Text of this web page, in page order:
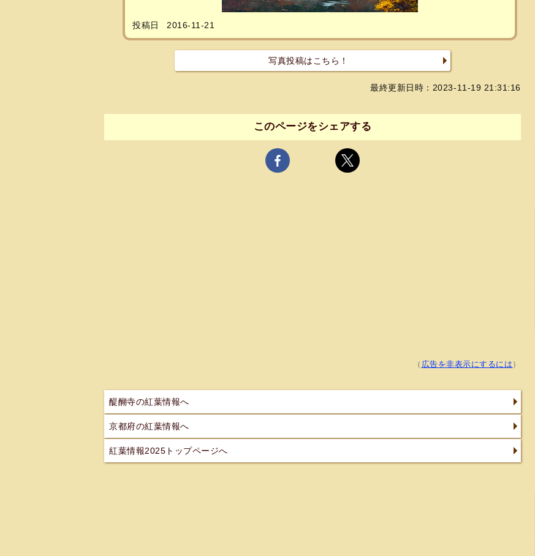
投稿日 2016-11-21
写真投稿はこちら！
最終更新日時：2023-11-19 21:31:16
このページをシェアする
（ 広告を非表示にするには ）
醍醐寺の紅葉情報へ
京都府の紅葉情報へ
紅葉情報2025トップページへ